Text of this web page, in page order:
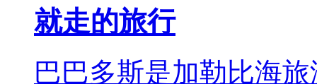
就走的旅行
巴巴多斯是加勒比海